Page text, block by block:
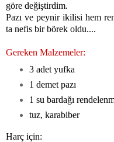
göre değiştirdim.
Pazı ve peynir ikilisi hem
ta nefis bir börek oldu....
Gereken Malzemeler:
3 adet yufka
1 demet pazı
1 su bardağı
tuz, karabiber
Harç için: